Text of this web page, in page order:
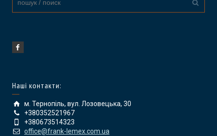
Наші контакти:
м. Тернопіль, вул. Лозовецька, 30
+380352521967
+380673514323
office@frank-lemex.com.ua